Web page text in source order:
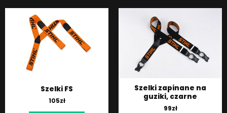
Szelki FS
105zł
Szelki zapinane na
guziki, czarne
99zł